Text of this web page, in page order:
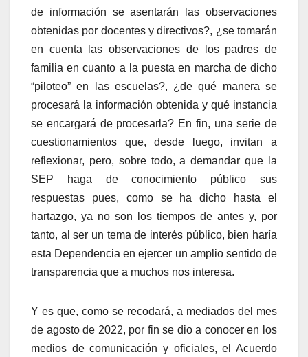
de información se asentarán las observaciones
obtenidas por docentes y directivos?, ¿se tomarán
en cuenta las observaciones de los padres de
familia en cuanto a la puesta en marcha de dicho
“piloteo” en las escuelas?, ¿de qué manera se
procesará la información obtenida y qué instancia
se encargará de procesarla? En fin, una serie de
cuestionamientos que, desde luego, invitan a
reflexionar, pero, sobre todo, a demandar que la
SEP haga de conocimiento público sus
respuestas pues, como se ha dicho hasta el
hartazgo, ya no son los tiempos de antes y, por
tanto, al ser un tema de interés público, bien haría
esta Dependencia en ejercer un amplio sentido de
transparencia que a muchos nos interesa.
Y es que, como se recodará, a mediados del mes
de agosto de 2022, por fin se dio a conocer en los
medios de comunicación y oficiales, el Acuerdo